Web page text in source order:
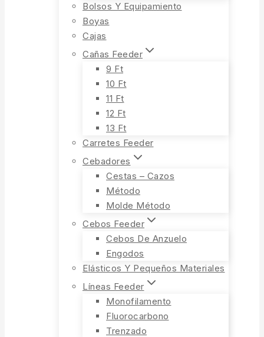
Bolsos Y Equipamiento
Boyas
Cajas
Cañas Feeder
9 Ft
10 Ft
11 Ft
12 Ft
13 Ft
Carretes Feeder
Cebadores
Cestas – Cazos
Método
Molde Método
Cebos Feeder
Cebos De Anzuelo
Engodos
Elásticos Y Pequeños Materiales
Líneas Feeder
Monofilamento
Fluorocarbono
Trenzado